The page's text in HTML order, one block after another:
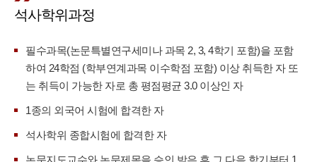
석사학위과정
필수과목(논문특별연구세미나 과목 2, 3, 4학기 포함)을 포함
하여 24학점 (학부연계과목 이수학점 포함) 이상 취득한 자 또
는 취득이 가능한 자로 총 평점평균 3.0 이상인 자
1종의 외국어 시험에 합격한 자
석사학위 종합시험에 합격한 자
논문지도교수와 논문제목을 승인 받은 후 그 다음 학기부터 1